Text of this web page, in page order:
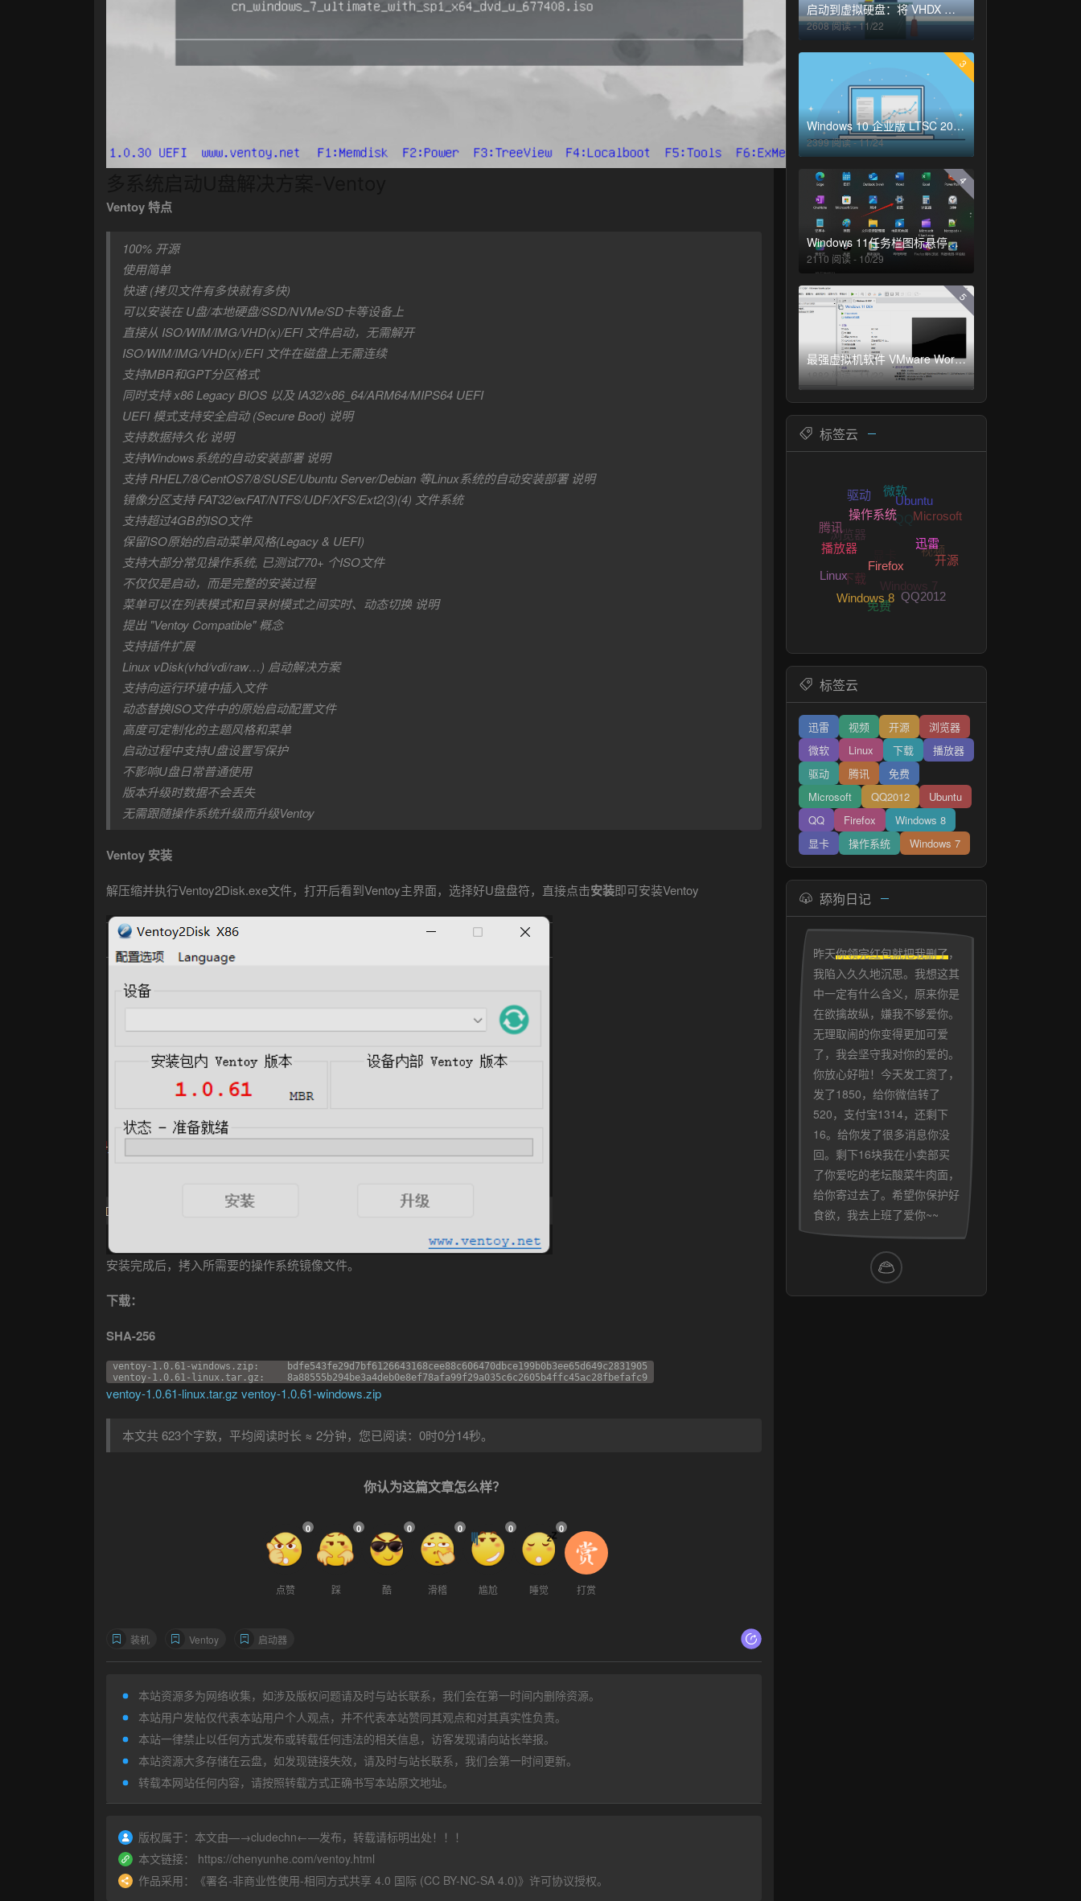
Ventoy 特点
100% 开源
使用简单
快速 (拷贝文件有多快就有多快)
可以安装在 U盘/本地硬盘/SSD/NVMe/SD卡等设备上
直接从 ISO/WIM/IMG/VHD(x)/EFI 文件启动，无需解开
ISO/WIM/IMG/VHD(x)/EFI 文件在磁盘上无需连续
支持MBR和GPT分区格式
同时支持 x86 Legacy BIOS 以及 IA32/x86_64/ARM64/MIPS64 UEFI
UEFI 模式支持安全启动 (Secure Boot) 说明
支持数据持久化 说明
支持Windows系统的自动安装部署 说明
支持 RHEL7/8/CentOS7/8/SUSE/Ubuntu Server/Debian 等Linux系统的自动安装部署 说明
镜像分区支持 FAT32/exFAT/NTFS/UDF/XFS/Ext2(3)(4) 文件系统
支持超过4GB的ISO文件
保留ISO原始的启动菜单风格(Legacy & UEFI)
支持大部分常见操作系统, 已测试770+ 个ISO文件
不仅仅是启动，而是完整的安装过程
菜单可以在列表模式和目录树模式之间实时、动态切换 说明
提出 "Ventoy Compatible" 概念
支持插件扩展
Linux vDisk(vhd/vdi/raw…) 启动解决方案
支持向运行环境中插入文件
动态替换ISO文件中的原始启动配置文件
高度可定制化的主题风格和菜单
启动过程中支持U盘设置写保护
不影响U盘日常普通使用
版本升级时数据不会丢失
无需跟随操作系统升级而升级Ventoy
Ventoy 安装
解压缩并执行Ventoy2Disk.exe文件，打开后看到Ventoy主界面，选择好U盘盘符，直接点击安装即可安装Ventoy
安装完成后，拷入所需要的操作系统镜像文件。
下载：
SHA-256
ventoy-1.0.61-windows.zip:     bdfe543fe29d7bf6126643168cee88c606470dbce199b0b3ee65d649c2831905
ventoy-1.0.61-linux.tar.gz:    8a88555b294be3a4deb0e8ef78afa99f29a035c6c2605b4ffc45ac28fbefafc9
ventoy-1.0.61-linux.tar.gz ventoy-1.0.61-windows.zip
本文共 623个字数，平均阅读时长 ≈ 2分钟，您已阅读：0时0分16秒。
你认为这篇文章怎么样？
0
点赞
0
踩
0
酷
0
滑稽
0
尴尬
0
睡觉 打赏
装机 Ventoy 启动器
本站资源多为网络收集，如涉及版权问题请及时与站长联系，我们会在第一时间内删除资源。
本站用户发帖仅代表本站用户个人观点，并不代表本站赞同其观点和对其真实性负责。
本站一律禁止以任何方式发布或转载任何违法的相关信息，访客发现请向站长举报。
本站资源大多存储在云盘，如发现链接失效，请及时与站长联系，我们会第一时间更新。
转载本网站任何内容，请按照转载方式正确书写本站原文地址。
版权属于： 本文由—→cludechn←—发布，转载请标明出处！！！
本文链接：
https://chenyunhe.com/ventoy.html
作品采用：
《署名-非商业性使用-相同方式共享 4.0 国际 (CC BY-NC-SA 4.0)》许可协议授权。
启动到虚拟硬盘：将 VHDX 或 VHD 添加到启动菜单
2608 阅读 - 11/22
3
Windows 10 企业版 LTSC 2021 正式版
2399 阅读 - 11/24
4
Windows 11任务栏图标悬停预览功能消失的解决方法
2110 阅读 - 10/29
5
最强虚拟机软件 VMware Workstation Pro 16
1882 阅读 - 11/22
标签云
浏览器
腾讯
驱动
微软
QQ
显卡
Linux
播放器
操作系统
Ubuntu
Microsoft
视频
Windows 7
免费
Windows 8
Firefox
迅雷
开源
QQ2012
标签云
迅雷 视频 开源
浏览器
微软
Linux 下载
播放器
驱动
腾讯
免费
Microsoft
QQ2012
Ubuntu
QQ
Firefox
Windows 8
显卡
操作系统 Windows 7
舔狗日记
昨天你领完红包就把我删了，
我陷入久久地沉思。我想这其
中一定有什么含义，原来你是
在欲擒故纵，嫌我不够爱你。
无理取闹的你变得更加可爱
了，我会坚守我对你的爱的。
你放心好啦！今天发工资了，
发了1850，给你微信转了
520，支付宝1314，还剩下
16。给你发了很多消息你没
回。剩下16块我在小卖部买
了你爱吃的老坛酸菜牛肉面，
给你寄过去了。希望你保护好
食欲，我去上班了爱你~~